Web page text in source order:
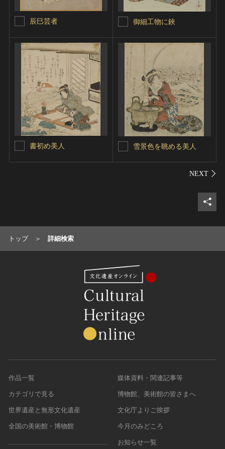
辰巳芸者 御細工物に鋏
書初め美人 雪景色を眺める美人
シェ
トップ 詳細検索
作品一覧
カテゴリで見る
世界遺産と無形文化遺産
全国の美術館・博物館
媒体資料・関連記事等
博物館、美術館の皆さまへ
文化庁よりご挨拶
今月のみどころ
お知らせ一覧